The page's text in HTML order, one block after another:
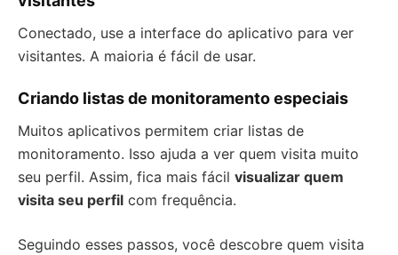
Conectado, use a interface do aplicativo para ver
visitantes. A maioria é fácil de usar.
Criando listas de monitoramento especiais
Muitos aplicativos permitem criar listas de
monitoramento. Isso ajuda a ver quem visita muito
seu perfil. Assim, fica mais fácil visualizar quem
visita seu perfil com frequência.
Seguindo esses passos, você descobre quem visita